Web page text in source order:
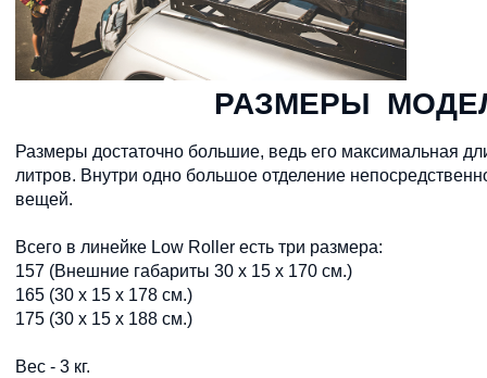
РАЗМЕРЫ
Размеры достаточно большие, ведь его максимальная
литров. Внутри одно большое отделение
вещей.
Всего в линейке Low Roller есть три размера:
157 (Внешние габариты 30 x 15 x 170 см.)
165 (30 x 15 x 178 см.)
175 (30 x 15 x 188 см.)
Вес - 3 кг.